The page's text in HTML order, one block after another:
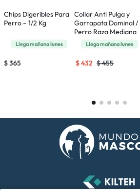
Chips Digeribles Para
Perro – 1/2 Kg
Llega mañanalunes
$365
Collar Anti Pulga y
Garrapata Dominal /
Perro Raza Mediana
Llega mañanalunes
$455
$432